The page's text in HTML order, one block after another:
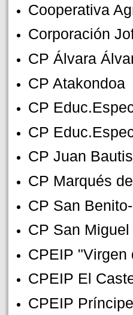
Cooperativa
Corporación
CP Álvara
CP Atakondoa
CP
CP
CP Juan
CP Marqués
CP San
CP San
CPEIP "Virgen
CPEIP El
CPEIP